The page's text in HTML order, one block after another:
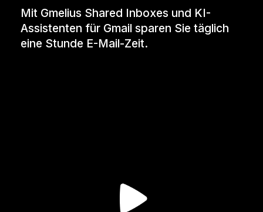
Mit Gmelius Shared Inboxes und KI-
Assistenten für Gmail sparen Sie täglich
eine Stunde E-Mail-Zeit.